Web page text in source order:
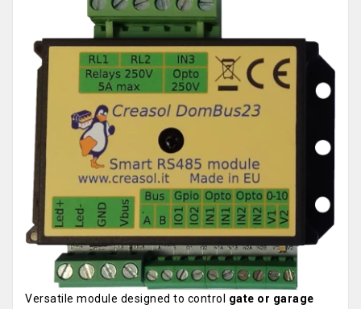
Versatile module designed to control gate or garage